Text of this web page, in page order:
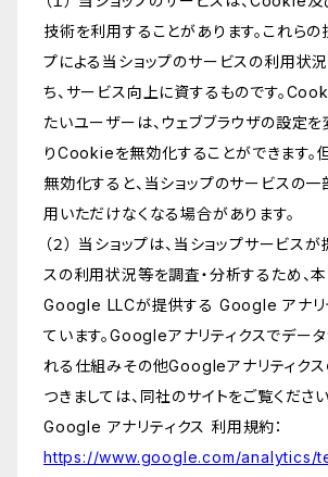
技術を利用することがあります。これらの
プによる当ショップのサービスの利用状
ち、サービス向上に資するものです。
たいユーザーは、ウェブブラウザの設定
りCookieを無効化することができます。
無効化すると、当ショップのサービスの
用いただけなくなる場合があります。
（２） 当ショップは、当ショップサービス
スの利用状況等を調査・分析するため、
Google LLCが提供する Google アナリ
ています。Googleアナリティクスでデー
れる仕組みその他Googleアナリティク
つきましては、同社のサイトをご覧ください
Google アナリティクス 利用規約：
https://www.google.com/analytics/